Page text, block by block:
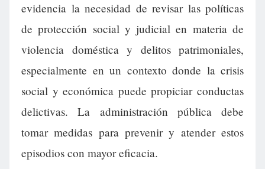
evidencia la necesidad de revisar las políticas
de protección social y judicial en materia de
violencia doméstica y delitos patrimoniales,
especialmente en un contexto donde la crisis
social y económica puede propiciar conductas
delictivas. La administración pública debe
tomar medidas para prevenir y atender estos
episodios con mayor eficacia.